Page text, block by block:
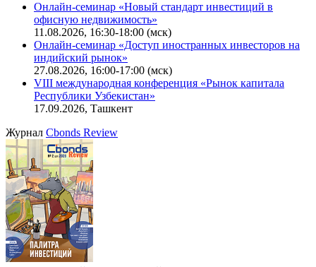
Онлайн-семинар «Новый стандарт инвестиций в
офисную недвижимость»
11.08.2026, 16:30-18:00 (мск)
Онлайн-семинар «Доступ иностранных инвесторов на
индийский рынок»
27.08.2026, 16:00-17:00 (мск)
VIII международная конференция «Рынок капитала
Республики Узбекистан»
17.09.2026, Ташкент
Журнал Cbonds Review